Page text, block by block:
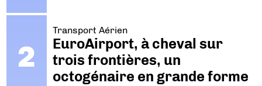
Transport Aérien
EuroAirport, à cheval sur
trois frontières, un
octogénaire en grande forme